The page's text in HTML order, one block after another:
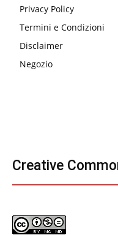
Privacy Policy
Termini e Condizioni
Disclaimer
Negozio
Creative